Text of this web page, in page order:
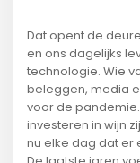
Dat opent de
en ons dagelijks
technologie. Wie
beleggen, media
voor de
investeren in wijn
nu elke dag dat er